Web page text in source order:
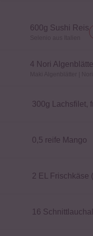
600g Sushi Reis
4 Nori
300g Lachsfilet,
0,5 reife Mango
2 EL Frischkäse
16